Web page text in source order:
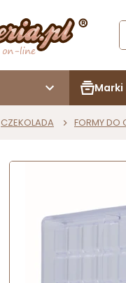
Marki
CZEKOLADA FORMY DO